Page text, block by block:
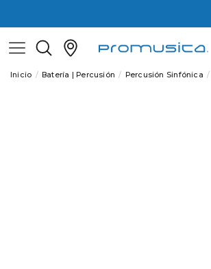
Inicio Batería | Percusión Percusión Sinfónica